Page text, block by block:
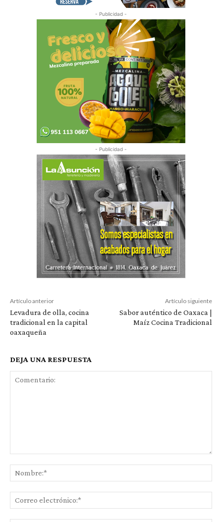
- Publicidad -
- Publicidad -
Artículo anterior
Levadura de olla, cocina
tradicional en la capital
oaxaqueña
Artículo siguiente
Sabor auténtico de Oaxaca |
Maíz Cocina Tradicional
DEJA UNA RESPUESTA